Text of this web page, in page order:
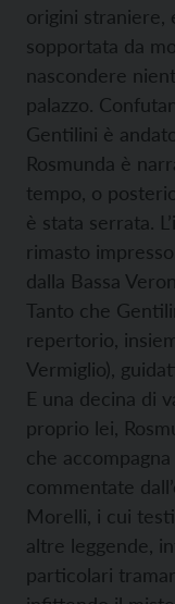
origini straniere,
sopportata da
nascondere
palazzo.
Gentilini è
Rosmunda è
tempo, o
è stata serrata.
rimasto
dalla Bassa
Tanto che
repertorio,
Vermiglio),
E una decina di
proprio lei,
che
commentate
Morelli, i cui
altre leggende,
particolari